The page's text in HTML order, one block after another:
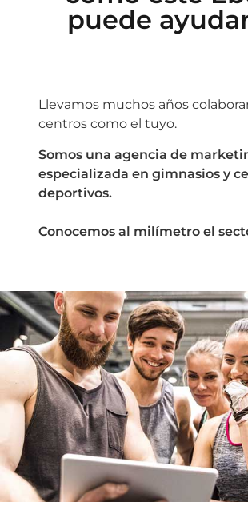
puede
Llevamos muchos años
centros como el tuyo.
Somos una agencia de
especializada en gimnasios y
deportivos.
Conocemos al milímetro el